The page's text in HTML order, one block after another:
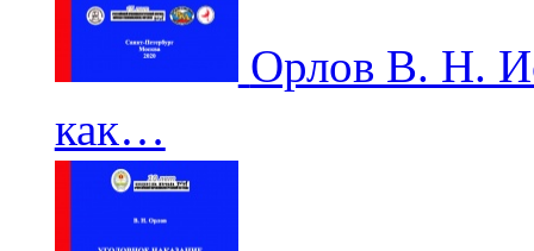
Орлов В. Н.
как…